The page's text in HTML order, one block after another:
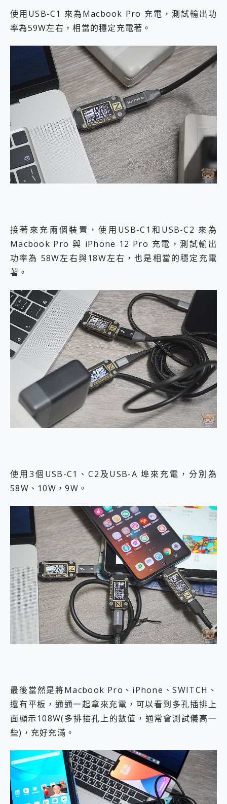
使用USB-C1 來為Macbook Pro 充電，測試輸出功
率為59W左右，相當的穩定充電著。
接著來充兩個裝置，使用USB-C1和USB-C2 來為
Macbook Pro 與 iPhone 12 Pro 充電，測試輸出
功率為 58W左右與18W左右，也是相當的穩定充電
著。
使用3個USB-C1、C2及USB-A 埠來充電，分別為
58W、10W，9W。
最後當然是將Macbook Pro、iPhone、SWITCH、
還有平板，通通一起拿來充電，可以看到多孔插排上
面顯示108W(多排插孔上的數值，通常會測試儀高一
些)，充好充滿。